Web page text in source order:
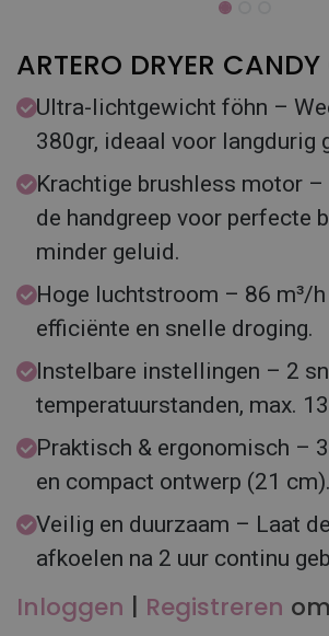
ARTERO DRYER CANDY
Ultra-lichtgewicht föhn –
380gr, ideaal voor langdurig
Krachtige brushless motor –
de handgreep voor perfecte
minder geluid.
Hoge luchtstroom – 86 m³/
efficiënte en snelle droging.
Instelbare instellingen – 2
temperatuurstanden, max.
Praktisch & ergonomisch –
en compact ontwerp (21 cm).
Veilig en duurzaam – Laat
afkoelen na 2 uur continu
Inloggen | Registreren